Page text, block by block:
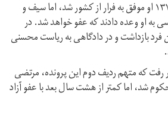
شده را پس داد. در سال ۱۳۷۲ او موفق به فرار از کشور شد، اما سیف و
او وعده دادند که عفو خواهد شد. در
فرد بازداشت و در دادگاهی به ریاست محسنی
رفت که متهم ردیف دوم این پرونده، مرتضی
شد، اما کمتر از هشت سال بعد با عفو آزاد